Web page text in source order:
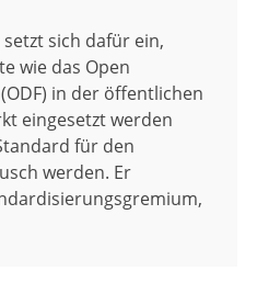
sich dafür ein,
wie das Open
in der öffentlichen
eingesetzt werden
für den
werden. Er